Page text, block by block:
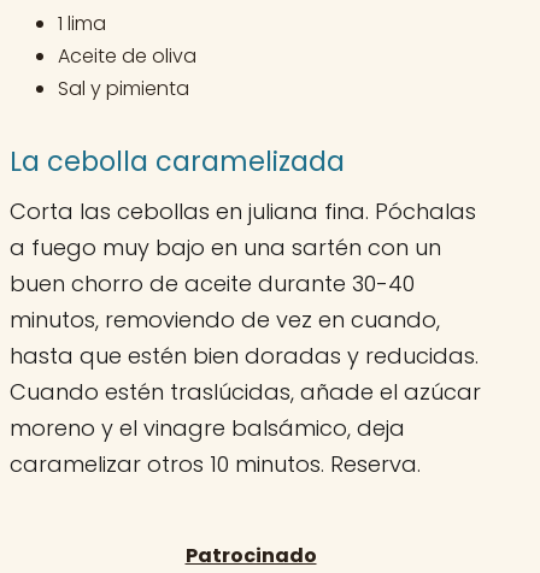
1 lima
Aceite de oliva
Sal y pimienta
La cebolla caramelizada
Corta las cebollas en juliana fina. Póchalas
a fuego muy bajo en una sartén con un
buen chorro de aceite durante 30-40
minutos, removiendo de vez en cuando,
hasta que estén bien doradas y reducidas.
Cuando estén traslúcidas, añade el azúcar
moreno y el vinagre balsámico, deja
caramelizar otros 10 minutos. Reserva.